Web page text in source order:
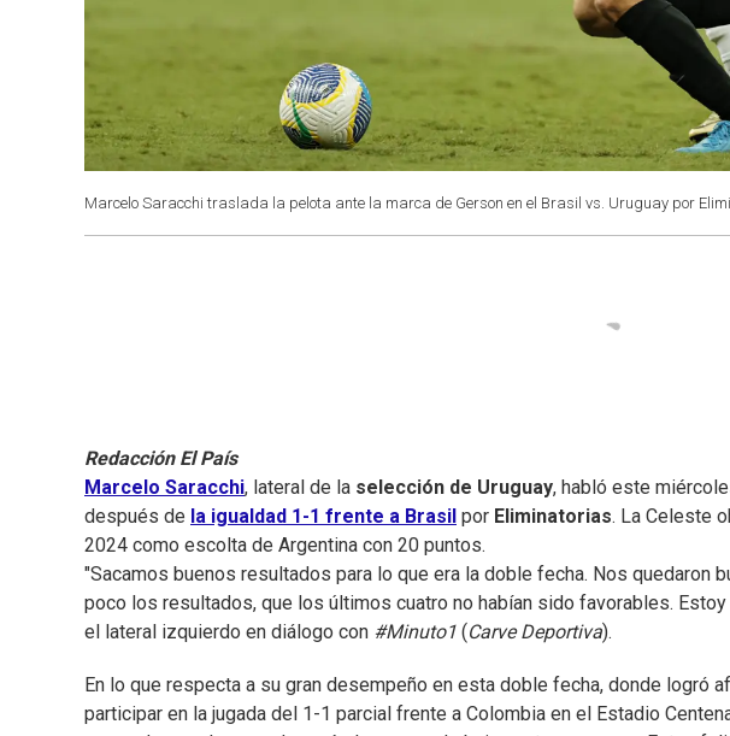
Marcelo Saracchi traslada la pelota ante la marca de Gerson en el Brasil vs. Uruguay por
Redacción El País
Marcelo Saracchi, lateral de la selección de Uruguay, habló este
después de la igualdad 1-1 frente a Brasil por Eliminatorias. La Celeste
2024 como escolta de Argentina con 20 puntos.
"Sacamos buenos resultados para lo que era la doble fecha. Nos quedaron
poco los resultados, que los últimos cuatro no habían sido favorables.
el lateral izquierdo en diálogo con #Minuto1 (Carve Deportiva).
En lo que respecta a su gran desempeño en esta doble fecha, donde logró
participar en la jugada del 1-1 parcial frente a Colombia en el Estadio